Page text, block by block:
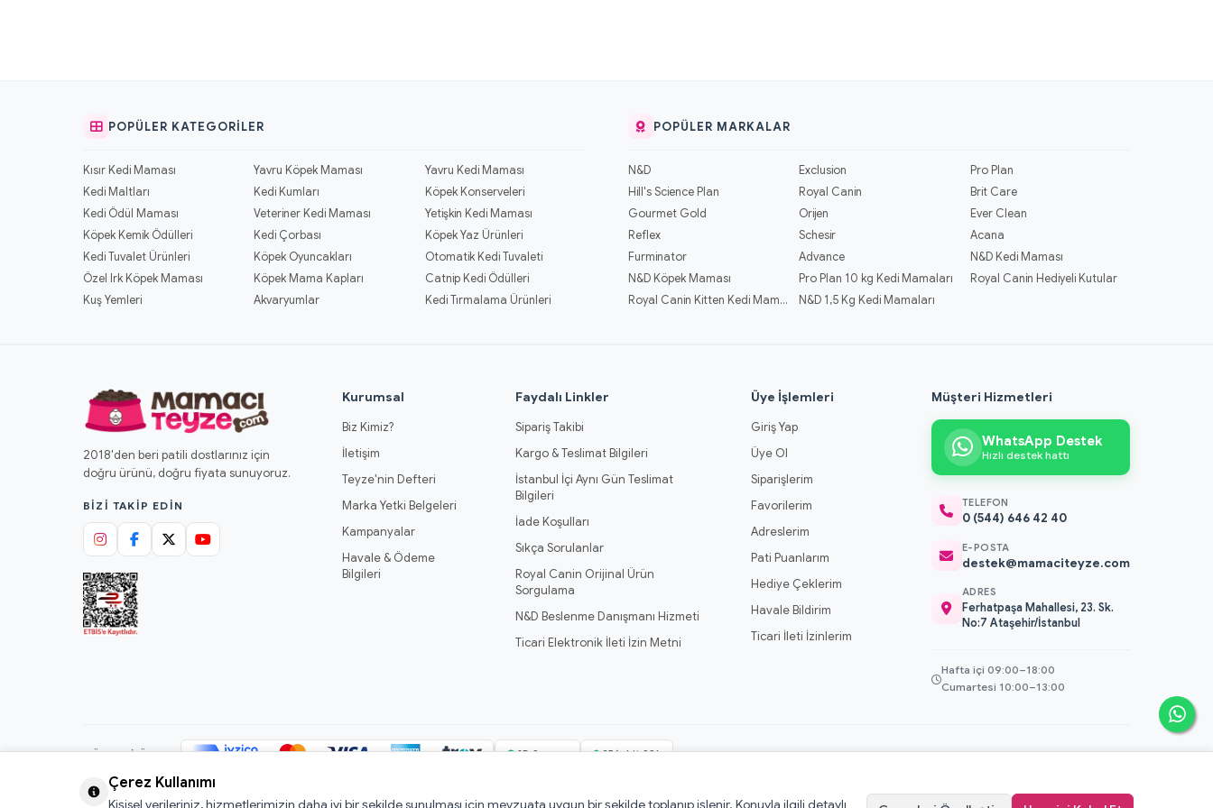
POPÜLER KATEGORILER
Kısır Kedi Maması Yavru Köpek Maması
Yavru Kedi Maması
Kedi Maltları
Kedi Kumları
Köpek Konserveleri
Kedi Ödül Maması
Veteriner Kedi Maması
Yetişkin Kedi Maması
Köpek Kemik Ödülleri
Kedi Çorbası
Köpek Yaz Ürünleri
Kedi Tuvalet Ürünleri
Köpek Oyuncakları
Otomatik Kedi Tuvaleti
Özel Irk Köpek Maması
Köpek Mama Kapları
Catnip Kedi Ödülleri
Kuş Yemleri
Akvaryumlar Kedi Tırmalama Ürünleri
POPÜLER MARKALAR
N&D Exclusion
Pro Plan
Hill's Science Plan
Royal Canin
Brit Care
Gourmet Gold
Orijen
Ever Clean
Reflex
Schesir
Acana
Furminator
Advance
N&D Kedi Maması
N&D Köpek Maması
Pro Plan 10 kg Kedi Mamaları
Royal Canin Hediyeli Kutular
Royal Canin Kitten Kedi Mamaları
N&D 1,5 Kg Kedi Mamaları
2018'den beri patili dostlarınız için
doğru ürünü, doğru fiyata sunuyoruz.
BIZI TAKIP EDIN
Kurumsal
Biz Kimiz?
İletişim
Teyze'nin Defteri
Marka Yetki Belgeleri
Kampanyalar
Havale & Ödeme
Bilgileri
Faydalı Linkler
Sipariş Takibi
Kargo & Teslimat Bilgileri
İstanbul İçi Aynı Gün Teslimat
Bilgileri
İade Koşulları
Sıkça Sorulanlar
Royal Canin Orijinal Ürün
Sorgulama
N&D Beslenme Danışmanı Hizmeti
Ticari Elektronik İleti İzin Metni
Üye İşlemleri
Giriş Yap
Üye Ol
Siparişlerim
Favorilerim
Adreslerim
Pati Puanlarım
Hediye Çeklerim
Havale Bildirim
Ticari İleti İzinlerim
Müşteri Hizmetleri
WhatsApp Destek
Hızlı destek hattı
TELEFON
0 (544) 646 42 40
E-POSTA
destek@mamaciteyze.com
ADRES
Ferhatpaşa Mahallesi, 23. Sk.
No:7 Ataşehir/İstanbul
Hafta içi 09:00–18:00
Cumartesi 10:00–13:00
GÜVENLI ÖDEME 3D Secure 256-bit SSL
Çerez Kullanımı
Kişisel verileriniz, hizmetlerimizin daha iyi bir şekilde sunulması için mevzuata uygun bir şekilde toplanıp işlenir. Konuyla ilgili detaylı